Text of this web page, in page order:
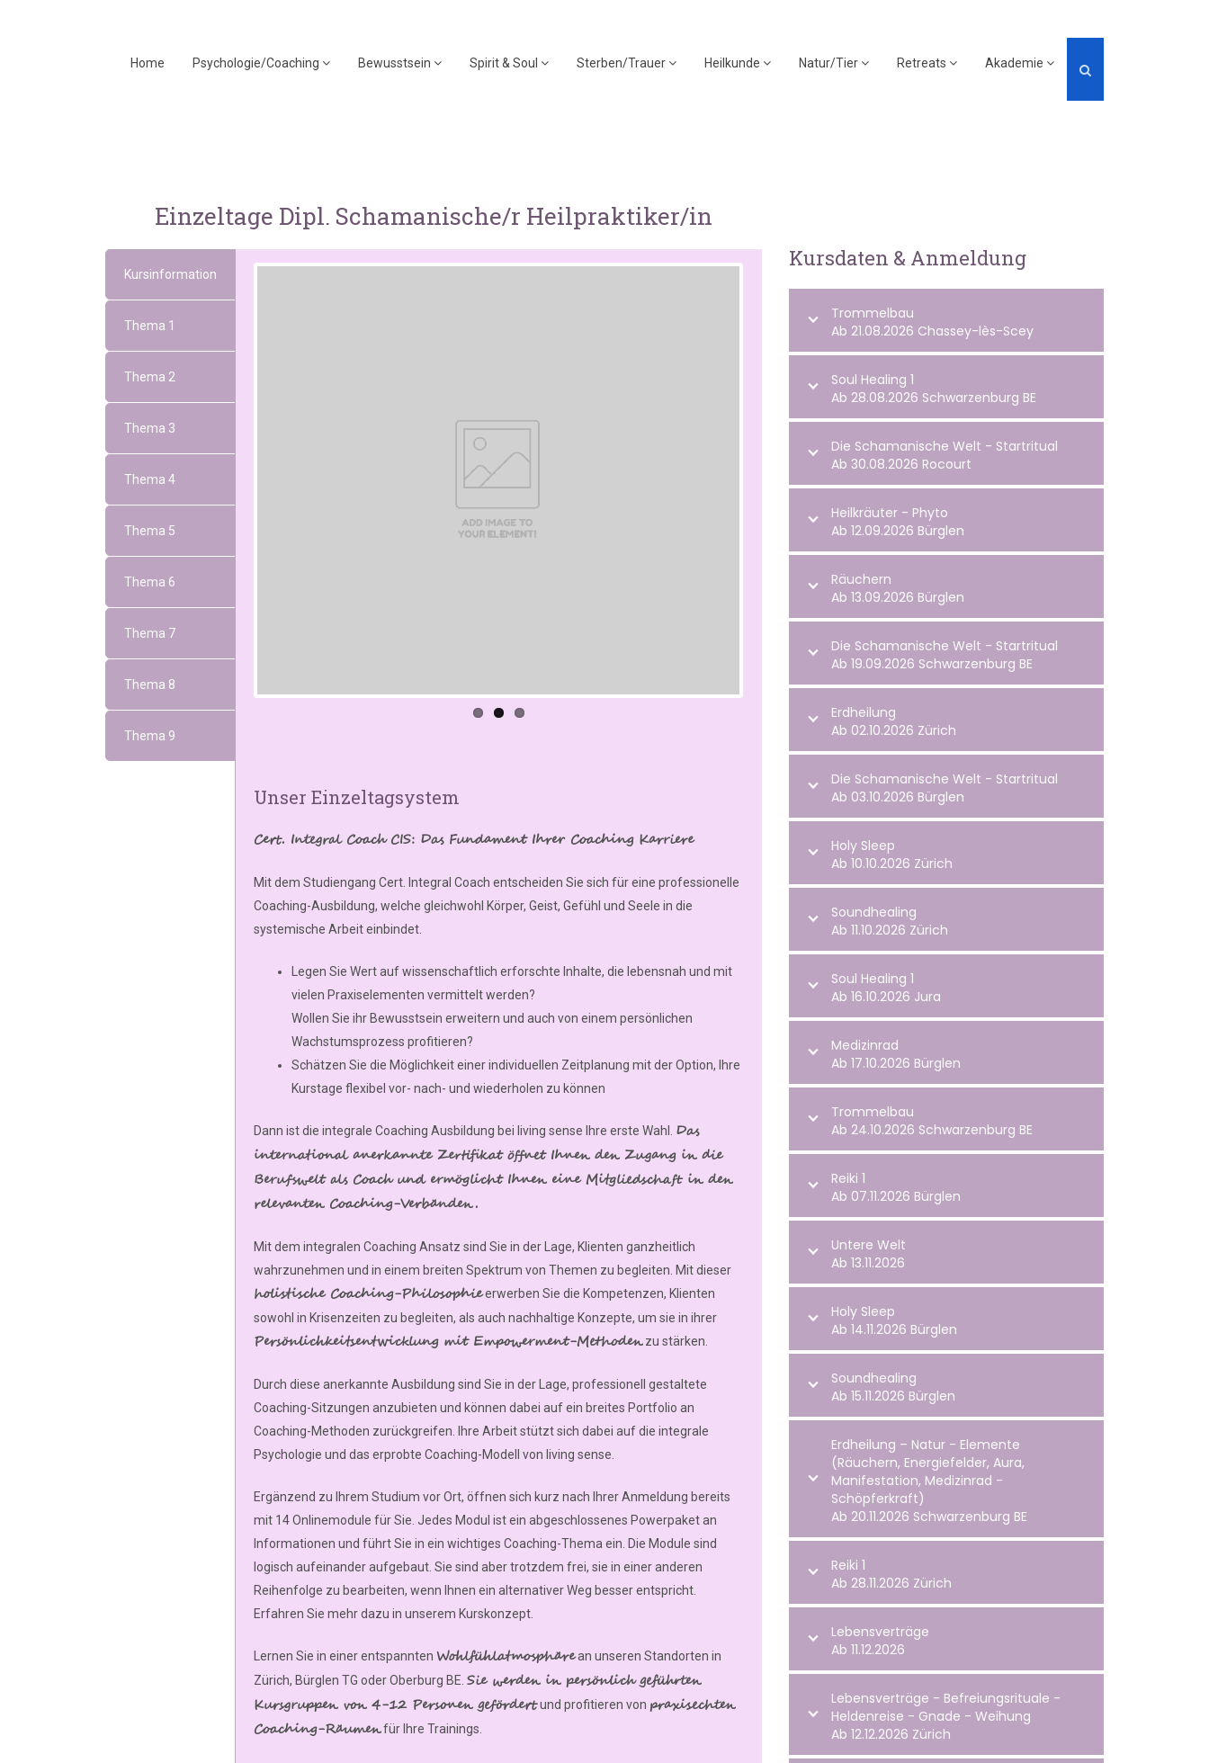
Home Psychologie/Coaching Bewusstsein Spirit & Soul Sterben/Trauer Heilkunde Natur/Tier Retreats Akademie
Einzeltage Dipl. Schamanische/r Heilpraktiker/in
Kursinformation
Thema 1
Thema 2
Thema 3
Thema 4
Thema 5
Thema 6
Thema 7
Thema 8
Thema 9
Unser Einzeltagsystem
Cert. Integral Coach CIS: Das Fundament Ihrer Coaching Karriere
Mit dem Studiengang Cert. Integral Coach entscheiden Sie sich für eine professionelle
Coaching-Ausbildung, welche gleichwohl Körper, Geist, Gefühl und Seele in die
systemische Arbeit einbindet.
Legen Sie Wert auf wissenschaftlich erforschte Inhalte, die lebensnah und mit
vielen Praxiselementen vermittelt werden?
Wollen Sie ihr Bewusstsein erweitern und auch von einem persönlichen
Wachstumsprozess profitieren?
Schätzen Sie die Möglichkeit einer individuellen Zeitplanung mit der Option, Ihre
Kurstage flexibel vor- nach- und wiederholen zu können
Dann ist die integrale Coaching Ausbildung bei living sense Ihre erste Wahl. Das
international anerkannte Zertifikat öffnet Ihnen den Zugang in die
Berufswelt als Coach und ermöglicht Ihnen eine Mitgliedschaft in den
relevanten Coaching-Verbänden.
Mit dem integralen Coaching Ansatz sind Sie in der Lage, Klienten ganzheitlich
wahrzunehmen und in einem breiten Spektrum von Themen zu begleiten. Mit dieser
holistische Coaching-Philosophieerwerben Sie die Kompetenzen, Klienten
sowohl in Krisenzeiten zu begleiten, als auch nachhaltige Konzepte, um sie in ihrer
Persönlichkeitsentwicklung mit Empowerment-Methodenzu stärken.
Durch diese anerkannte Ausbildung sind Sie in der Lage, professionell gestaltete
Coaching-Sitzungen anzubieten und können dabei auf ein breites Portfolio an
Coaching-Methoden zurückgreifen. Ihre Arbeit stützt sich dabei auf die integrale
Psychologie und das erprobte Coaching-Modell von living sense.
Ergänzend zu Ihrem Studium vor Ort, öffnen sich kurz nach Ihrer Anmeldung bereits
mit 14 Onlinemodule für Sie. Jedes Modul ist ein abgeschlossenes Powerpaket an
Informationen und führt Sie in ein wichtiges Coaching-Thema ein. Die Module sind
logisch aufeinander aufgebaut. Sie sind aber trotzdem frei, sie in einer anderen
Reihenfolge zu bearbeiten, wenn Ihnen ein alternativer Weg besser entspricht.
Erfahren Sie mehr dazu in unserem Kurskonzept.
Lernen Sie in einer entspannten Wohlfühlatmosphärean unseren Standorten in
Zürich, Bürglen TG oder Oberburg BE. Sie werden in persönlich geführten
Kursgruppen von 4-12 Personen gefördertund profitieren von praxisechten
Coaching-Räumenfür Ihre Trainings.
Kursdaten & Anmeldung
Trommelbau
Ab 21.08.2026 Chassey-lès-Scey
Soul Healing 1
Ab 28.08.2026 Schwarzenburg BE
Die Schamanische Welt - Startritual
Ab 30.08.2026 Rocourt
Heilkräuter - Phyto
Ab 12.09.2026 Bürglen
Räuchern
Ab 13.09.2026 Bürglen
Die Schamanische Welt - Startritual
Ab 19.09.2026 Schwarzenburg BE
Erdheilung
Ab 02.10.2026 Zürich
Die Schamanische Welt - Startritual
Ab 03.10.2026 Bürglen
Holy Sleep
Ab 10.10.2026 Zürich
Soundhealing
Ab 11.10.2026 Zürich
Soul Healing 1
Ab 16.10.2026 Jura
Medizinrad
Ab 17.10.2026 Bürglen
Trommelbau
Ab 24.10.2026 Schwarzenburg BE
Reiki 1
Ab 07.11.2026 Bürglen
Untere Welt
Ab 13.11.2026
Holy Sleep
Ab 14.11.2026 Bürglen
Soundhealing
Ab 15.11.2026 Bürglen
Erdheilung – Natur - Elemente
(Räuchern, Energiefelder, Aura,
Manifestation, Medizinrad -
Schöpferkraft)
Ab 20.11.2026 Schwarzenburg BE
Reiki 1
Ab 28.11.2026 Zürich
Lebensverträge
Ab 11.12.2026
Lebensverträge - Befreiungsrituale -
Heldenreise - Gnade - Weihung
Ab 12.12.2026 Zürich